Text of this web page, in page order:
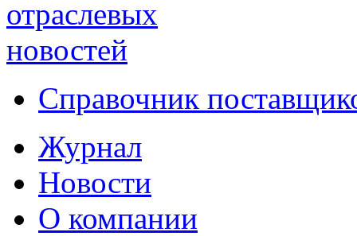
Справочник
Журнал
Новости
О компании